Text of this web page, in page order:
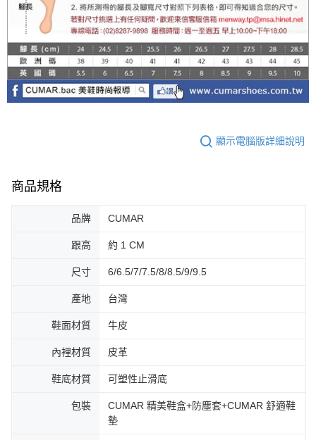
顯示電腦版詳細說明
商品規格
品牌 CUMAR
跟高 約 1 CM
尺寸 6/6.5/7/7.5/8/8.5/9/9.5
產地 台灣
鞋面材質 牛皮
內裡材質 皮革
鞋底材質 可塑性止滑底
包裝
CUMAR 精美鞋盒+防塵套+CUMAR 舒適鞋
墊